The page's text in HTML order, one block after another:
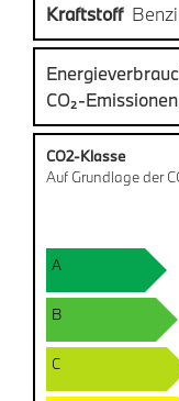
Kraftstoff
CO₂-
CO2-Klasse
Auf Grundlage der
A
B
C